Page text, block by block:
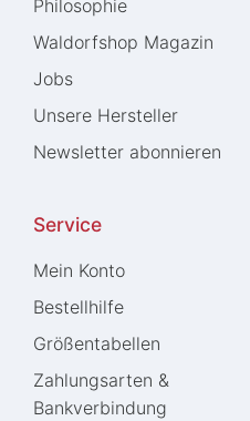
Philosophie
Waldorfshop Magazin
Jobs
Unsere Hersteller
Newsletter abonnieren
Service
Mein Konto
Bestellhilfe
Größentabellen
Zahlungsarten &
Bankverbindung